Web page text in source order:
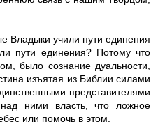
Владыки учили пути единения
пути единения? Потому что
было сознание дуальности,
изъятая из Библии силами
представителями
ними власть, что ложное
или помочь в этом.